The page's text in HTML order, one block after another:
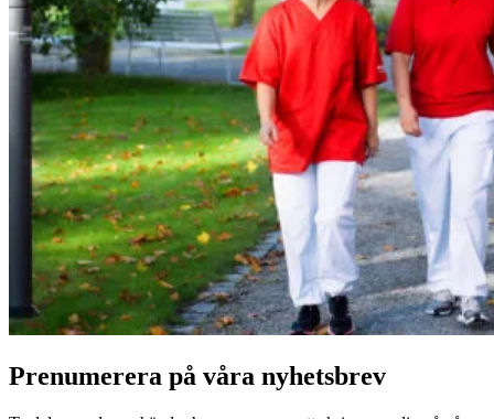
Prenumerera på våra nyhetsbrev